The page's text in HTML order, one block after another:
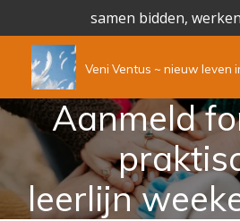
direct
naar
hoofdinhoud
Veni Ventus ~ nieuw leven
samen bidden,
Aanmeld
leerlijn